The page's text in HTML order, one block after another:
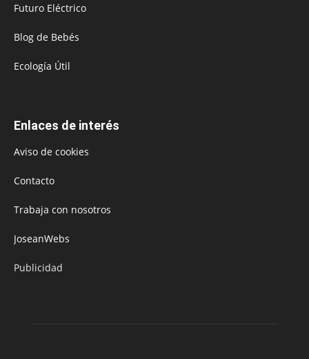
Futuro Eléctrico
Blog de Bebés
Ecología Útil
Enlaces de interés
Aviso de cookies
Contacto
Trabaja con nosotros
JoseanWebs
Publicidad